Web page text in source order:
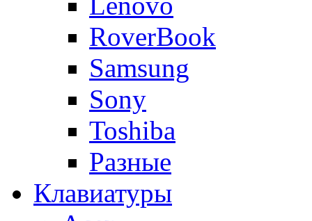
RoverBook
Samsung
Sony
Toshiba
Разные
Клавиатуры